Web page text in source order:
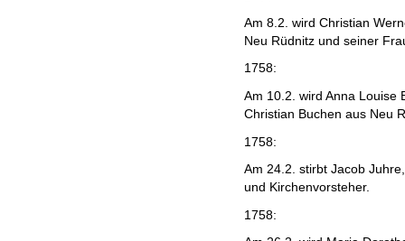
Am 8.2. wird Christian
Neu Rüdnitz und seiner
1758:
Am 10.2. wird Anna Louise
Christian Buchen aus Neu
1758:
Am 24.2. stirbt Jacob
und Kirchenvorsteher.
1758: